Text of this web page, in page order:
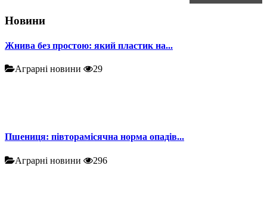
Новини
Жнива без простою: який пластик на...
Аграрні новини 29
Пшениця: півторамісячна норма опадів...
Аграрні новини 296